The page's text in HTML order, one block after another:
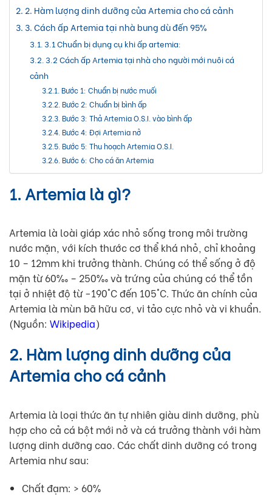
2. Hàm lượng dinh dưỡng của Artemia cho cá cảnh
3. Cách ấp Artemia tại nhà bung dù đến 95%
3.1 Chuẩn bị dụng cụ khi ấp artemia:
3.2 Cách ấp Artemia tại nhà cho người mới nuôi cá
cảnh
Bước 1: Chuẩn bị nước muối
Bước 2: Chuẩn bị bình ấp
Bước 3: Thả Artemia O.S.I. vào bình ấp
Bước 4: Đợi Artemia nở
Bước 5: Thu hoạch Artemia O.S.I.
Bước 6: Cho cá ăn Artemia
1. Artemia là gì?
Artemia là loài giáp xác nhỏ sống trong môi trường
nước mặn, với kích thước cơ thể khá nhỏ, chỉ khoảng
10 – 12mm khi trưởng thành. Chúng có thể sống ở độ
mặn từ 60‰ – 250‰ và trứng của chúng có thể tồn
tại ở nhiệt độ từ −190°C đến 105°C. Thức ăn chính của
Artemia là mùn bã hữu cơ, vi tảo cực nhỏ và vi khuẩn.
(Nguồn: Wikipedia)
2. Hàm lượng dinh dưỡng của
Artemia cho cá cảnh
Artemia là loại thức ăn tự nhiên giàu dinh dưỡng, phù
hợp cho cả cá bột mới nở và cá trưởng thành với hàm
lượng dinh dưỡng cao. Các chất dinh dưỡng có trong
Artemia như sau:
Chất đạm: > 60%